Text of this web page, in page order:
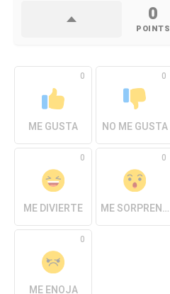
0
POINTS
0
ME GUSTA
0
NO ME GUSTA
0
ME DIVIERTE
0
ME SORPRENDE
0
ME ENOJA